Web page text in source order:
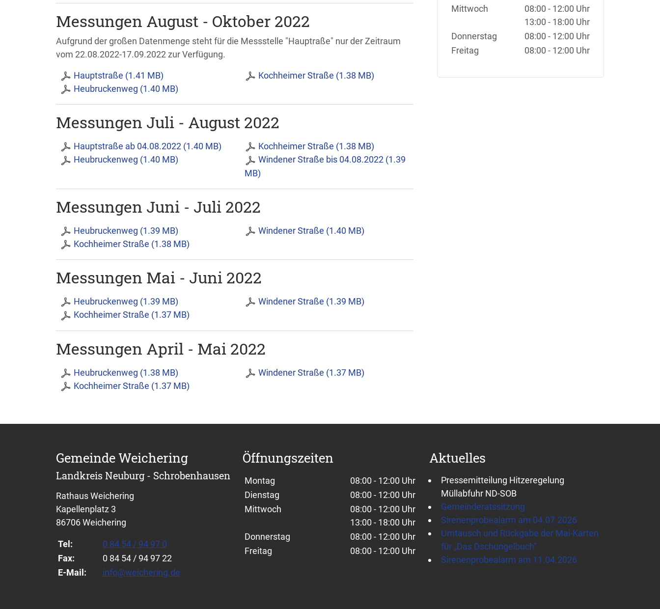
Messungen August - Oktober 2022
Aufgrund der großen Datenmenge steht für die Messstelle "Hauptraße" nur der Zeitraum
vom 22.08.2022-17.09.2022 zur Verfügung.
Hauptstraße (1.41 MB)
Heubruckenweg (1.40 MB)
Kochheimer Straße (1.38 MB)
Messungen Juli - August 2022
Hauptstraße ab 04.08.2022 (1.40 MB)
Heubruckenweg (1.40 MB)
Kochheimer Straße (1.38 MB)
Windener Straße bis 04.08.2022 (1.39
MB)
Messungen Juni - Juli 2022
Heubruckenweg (1.39 MB)
Kochheimer Straße (1.38 MB)
Windener Straße (1.40 MB)
Messungen Mai - Juni 2022
Heubruckenweg (1.39 MB)
Kochheimer Straße (1.37 MB)
Windener Straße (1.39 MB)
Messungen April - Mai 2022
Heubruckenweg (1.38 MB)
Kochheimer Straße (1.37 MB)
Windener Straße (1.37 MB)
Mittwoch
08:00 - 12:00 Uhr
13:00 - 18:00 Uhr
Donnerstag
08:00 - 12:00 Uhr
Freitag
08:00 - 12:00 Uhr
Gemeinde Weichering
Landkreis Neuburg - Schrobenhausen
Rathaus Weichering
Kapellenplatz 3
86706 Weichering
Tel:
0 84 54 / 94 97 0
Fax:
0 84 54 / 94 97 22
E-Mail:
info@weichering.de
Öffnungszeiten
Wochentage / Monate
Öffnungszeiten / Hinweise
Montag
08:00 - 12:00 Uhr
Dienstag
08:00 - 12:00 Uhr
Mittwoch
08:00 - 12:00 Uhr
13:00 - 18:00 Uhr
Donnerstag
08:00 - 12:00 Uhr
Freitag
08:00 - 12:00 Uhr
Aktuelles
Pressemitteilung Hitzeregelung
Müllabfuhr ND-SOB
Gemeinderatssitzung
Sirenenprobealarm am 04.07.2026
Umtausch und Rückgabe der Mai-Karten
für „Das Dschungelbuch“
Sirenenprobealarm am 11.04.2026